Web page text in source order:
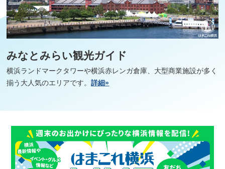
みなとみらい観光ガイド
横浜ランドマークタワーや横浜赤レンガ倉庫、大型商業施設が多く
揃う大人気のエリアです。詳細»